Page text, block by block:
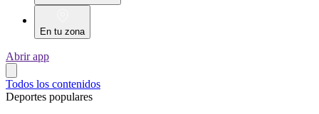
En tu zona
Abrir app
Todos los contenidos
Deportes populares